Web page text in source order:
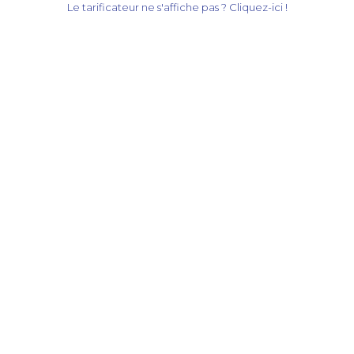
Le tarificateur ne s'affiche pas ? Cliquez-ici !